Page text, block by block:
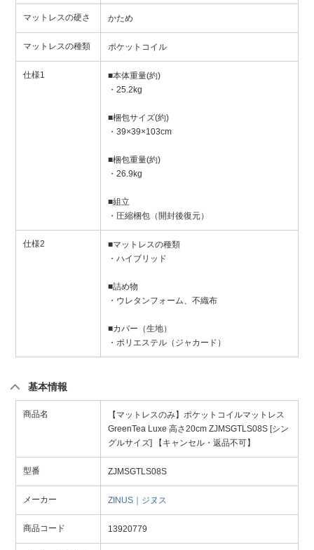
マットレスの硬さ かため
マットレスの種類 ポケットコイル
仕様1
■本体重量(約)
・25.2kg
■梱包サイズ(約)
・39×39×103cm
■梱包重量(約)
・26.9kg
■組立
・圧縮梱包（開封後復元）
仕様2
■マットレスの種類
・ハイブリッド
■詰め物
・ウレタンフォーム、不織布
■カバー（生地）
・ポリエステル（ジャカード）
基本情報
商品名
【マットレスのみ】ポケットコイルマットレス
GreenTea Luxe 高さ20cm ZJMSGTLS08S [シン
グルサイズ] 【キャンセル・返品不可】
型番 ZJMSGTLS08S
メーカー ZINUS｜ジヌス
商品コード 13920779